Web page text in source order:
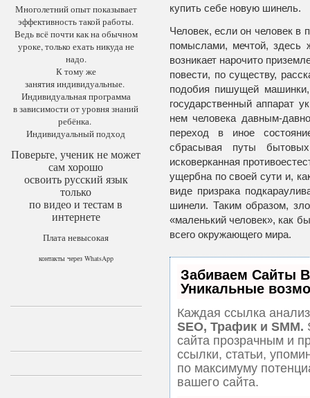
купить себе новую шинель.
Человек, если он человек в
помыслами, мечтой, здесь
возникает нарочито
повести, по существу,
подобия пишущей
государственный аппарат
нем человека давным-
переход в иное
сбрасывая путы
исковерканная
ущербна по своей сути и,
виде призрака
шинели. Таким образом,
«маленький человек», как
всего окружающего мира.
Забиваем Сайты
Уникальные
Каждая ссылка
SEO, Трафик и SMM.
сайта прозрачным и
ссылки, статьи,
по максимуму
вашего сайта.
Многолетний опыт показывает
эффективность такой работы.
Ведь всё почти как на обычном
уроке, только ехать никуда не
надо.
К тому же
занятия индивидуальные.
Индивидуальная программа
в зависимости от уровня знаний
ребёнка.
Индивидуальный подход
Поверьте, ученик не может
сам хорошо
освоить русский язык
только
по видео и тестам в
интернете
Плата невысокая
контакты через WhatsApp